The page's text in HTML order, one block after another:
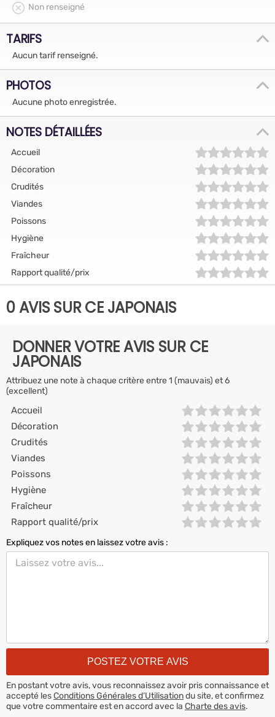
Non renseigné
TARIFS
Aucun tarif renseigné.
PHOTOS
Aucune photo enregistrée.
NOTES DÉTAILLÉES
Accueil
Décoration
Crudités
Viandes
Poissons
Hygiène
Fraîcheur
Rapport qualité/prix
0 AVIS SUR CE JAPONAIS
DONNER VOTRE AVIS SUR CE
JAPONAIS
Attribuez une note à chaque critère entre 1 (mauvais) et 6
(excellent)
Accueil
Décoration
Crudités
Viandes
Poissons
Hygiène
Fraîcheur
Rapport qualité/prix
Expliquez vos notes en laissez votre avis :
En postant votre avis, vous reconnaissez avoir pris connaissance et
accepté lesConditions Générales d’Utilisationdu site, et confirmez
que votre commentaire est en accord avec la Charte des avis.